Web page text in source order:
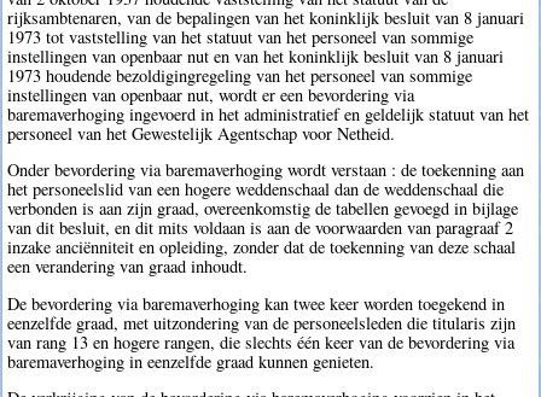
rijksambtenaren, van de bepalingen van het koninklijk besluit van 8 januari
1973 tot vaststelling van het statuut van het personeel van sommige
instellingen van openbaar nut en van het koninklijk besluit van 8 januari
1973 houdende bezoldigingregeling van het personeel van sommige
instellingen van openbaar nut, wordt er een bevordering via
baremaverhoging ingevoerd in het administratief en geldelijk statuut van het
personeel van het Gewestelijk Agentschap voor Netheid.
Onder bevordering via baremaverhoging wordt verstaan : de toekenning aan
het personeelslid van een hogere weddenschaal dan de weddenschaal die
verbonden is aan zijn graad, overeenkomstig de tabellen gevoegd in bijlage
van dit besluit, en dit mits voldaan is aan de voorwaarden van paragraaf 2
inzake anciënniteit en opleiding, zonder dat de toekenning van deze schaal
een verandering van graad inhoudt.
De bevordering via baremaverhoging kan twee keer worden toegekend in
eenzelfde graad, met uitzondering van de personeelsleden die titularis zijn
van rang 13 en hogere rangen, die slechts één keer van de bevordering via
baremaverhoging in eenzelfde graad kunnen genieten.